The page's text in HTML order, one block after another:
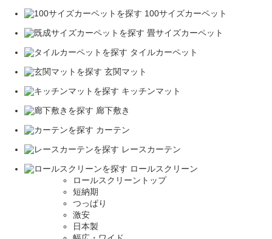
100サイズカーペット
畳サイズカーペット
タイルカーペット
玄関マット
キッチンマット
廊下敷き
カーテン
レースカーテン
ロールスクリーン
ロールスクリーントップ
短納期
つっぱり
激安
日本製